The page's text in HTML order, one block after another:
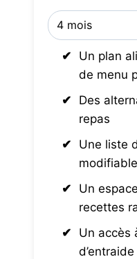
Un plan
de menu
Des
repas
Une liste
modifiable
Un
recettes
Un accès
d’entraide